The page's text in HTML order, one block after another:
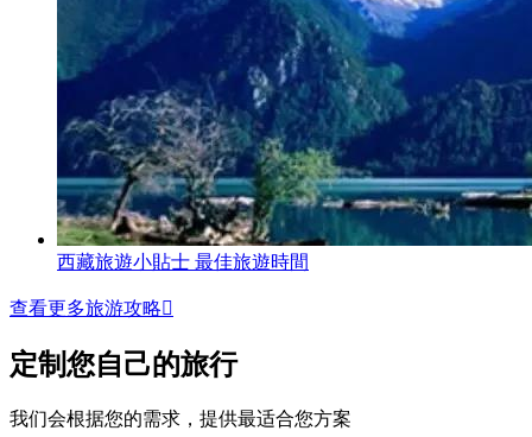
西藏旅遊小貼士 最佳旅遊時間
查看更多旅游攻略
定制您自己的旅行
我们会根据您的需求，提供最适合您方案